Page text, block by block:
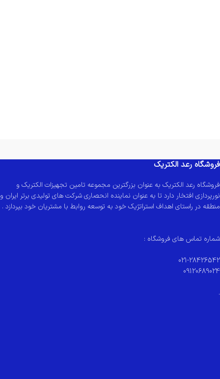
فروشگاه رعد الکتریک
فروشگاه رعد الکتریک به عنوان بزرگترین مجموعه تامین تجهیزات الکتریک و
نورپردازی افتخار دارد تا به عنوان نماینده انحصاری شرکت های تولیدی برتر ایران و
منطقه در راستای اهداف استراتژیک خود به توسعه روابط با مشتریان خود بپردازد .
شماره تماس های فروشگاه :
021-28426542
09120689024
.